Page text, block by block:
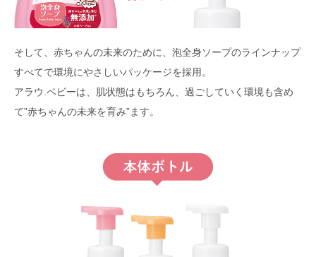
そして、赤ちゃんの未来のために、泡全身ソープのラインナップ
すべてで環境にやさしいパッケージを採用。
アラウ.ベビーは、肌状態はもちろん、過ごしていく環境も含め
て”赤ちゃんの未来を育み”ます。